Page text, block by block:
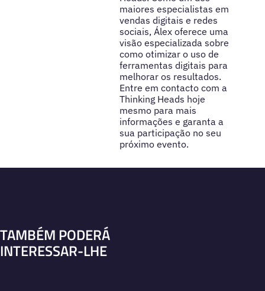
maiores especialistas em
vendas digitais e redes
sociais, Álex oferece uma
visão especializada sobre
como otimizar o uso de
ferramentas digitais para
melhorar os resultados.
Entre em contacto com a
Thinking Heads hoje
mesmo para mais
informações e garanta a
sua participação no seu
próximo evento.
TAMBÉM PODERÁ
INTERESSAR-LHE